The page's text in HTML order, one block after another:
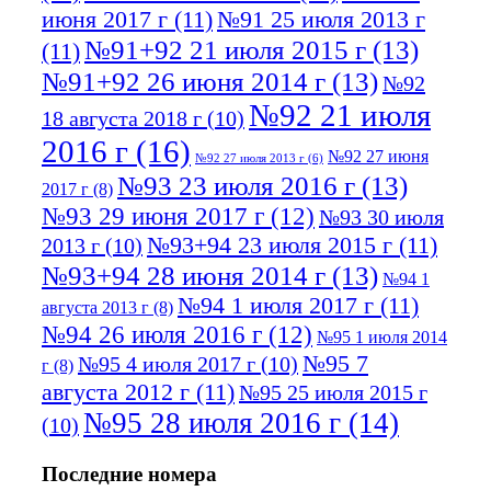
июня 2017 г (11)№91 25 июля 2013 г
(11)№91+92 21 июля 2015 г (13)
№91+92 26 июня 2014 г (13)№92
18 августа 2018 г (10) №92 21 июля
2016 г (16) №92 27 июля 2013 г (6) №92 27 июня
2017 г (8) №93 23 июля 2016 г (13)
№93 29 июня 2017 г (12) №93 30 июля
2013 г (10) №93+94 23 июля 2015 г (11)
№93+94 28 июня 2014 г (13) №94 1
августа 2013 г (8) №94 1 июля 2017 г (11)
№94 26 июля 2016 г (12) №95 1 июля 2014
г (8) №95 4 июля 2017 г (10) №95 7
августа 2012 г (11)№95 25 июля 2015 г
(10) №95 28 июля 2016 г (14)
№96 9 августа 2012
Последние номера